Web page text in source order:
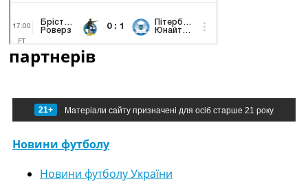
партнерів
21+ Матеріали сайту призначені для осіб старше 21 року
Новини футболу
Новини футболу України